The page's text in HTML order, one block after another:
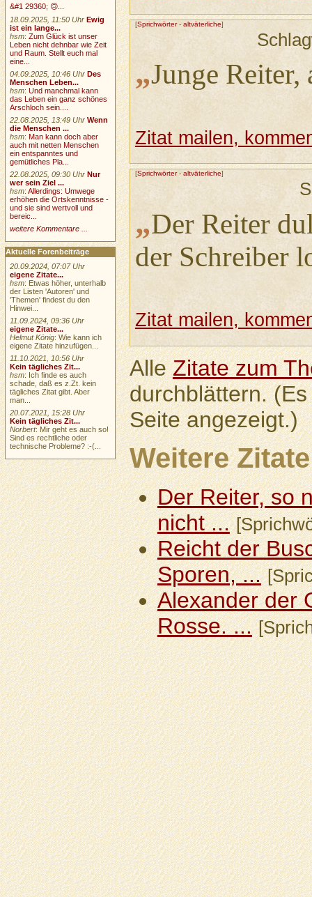
[Sprichwörter- altväterliche]
„Junge Reiter,
Zitat mailen,
[Sprichwörter- altväterliche]
„Der Reiter
der Schreiber
Zitat mailen,
AlleZitate zum
durchblättern.
Seite angezeigt.)
Weitere Zitate
Der Reiter, so
nicht ...
Reicht der
Sporen, ...
Alexander der
Rosse. ...
&#1 29360; 🙃...
18.09.2025, 11:50 Uhr Ewig
ist ein lange...
hsm:Zum Glück ist unser
Leben nicht dehnbar wie Zeit
und Raum. Stellt euch mal
eine...
04.09.2025, 10:46 Uhr Des
Menschen Leben...
hsm:Und manchmal kann
das Leben ein ganz schönes
Arschloch sein....
22.08.2025, 13:49 Uhr Wenn
die Menschen ...
hsm:Man kann doch aber
auch mit netten Menschen
ein entspanntes und
gemütliches Pla...
22.08.2025, 09:30 Uhr Nur
wer sein Ziel ...
hsm:Allerdings: Umwege
erhöhen die Ortskenntnisse -
und sie sind wertvoll und
bereic...
weitere Kommentare ...
Aktuelle Forenbeiträge
20.09.2024, 07:07 Uhr
eigene Zitate...
hsm: Etwas höher, unterhalb
der Listen 'Autoren' und
'Themen' findest du den
Hinwei...
11.09.2024, 09:36 Uhr
eigene Zitate...
Helmut König: Wie kann ich
eigene Zitate hinzufügen...
11.10.2021, 10:56 Uhr
Kein tägliches Zit...
hsm: Ich finde es auch
schade, daß es z.Zt. kein
tägliches Zitat gibt. Aber
man...
20.07.2021, 15:28 Uhr
Kein tägliches Zit...
Norbert: Mir geht es auch so!
Sind es rechtliche oder
technische Probleme? :-(...